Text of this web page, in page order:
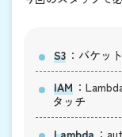
S3 ：バケッ
IAM ：
タッチ
Lambda ：